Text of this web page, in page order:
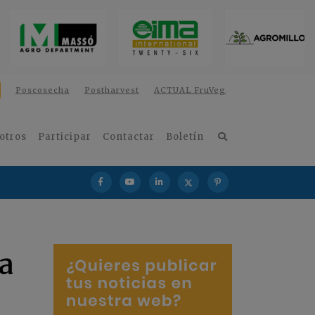
Poscosecha Postharvest ACTUAL FruVeg
Participar Contactar Boletín